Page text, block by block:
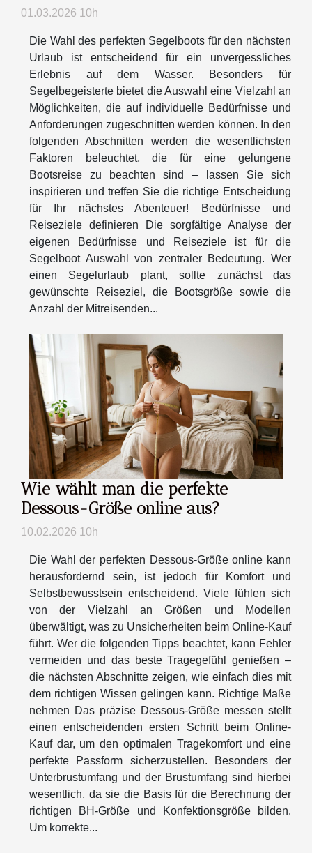
01.03.2026 10h
Die Wahl des perfekten Segelboots für den nächsten
Urlaub ist entscheidend für ein unvergessliches
Erlebnis auf dem Wasser. Besonders für
Segelbegeisterte bietet die Auswahl eine Vielzahl an
Möglichkeiten, die auf individuelle Bedürfnisse und
Anforderungen zugeschnitten werden können. In den
folgenden Abschnitten werden die wesentlichsten
Faktoren beleuchtet, die für eine gelungene
Bootsreise zu beachten sind – lassen Sie sich
inspirieren und treffen Sie die richtige Entscheidung
für Ihr nächstes Abenteuer! Bedürfnisse und
Reiseziele definieren Die sorgfältige Analyse der
eigenen Bedürfnisse und Reiseziele ist für die
Segelboot Auswahl von zentraler Bedeutung. Wer
einen Segelurlaub plant, sollte zunächst das
gewünschte Reiseziel, die Bootsgröße sowie die
Anzahl der Mitreisenden...
Wie wählt man die perfekte
Dessous-Größe online aus?
10.02.2026 10h
Die Wahl der perfekten Dessous-Größe online kann
herausfordernd sein, ist jedoch für Komfort und
Selbstbewusstsein entscheidend. Viele fühlen sich
von der Vielzahl an Größen und Modellen
überwältigt, was zu Unsicherheiten beim Online-Kauf
führt. Wer die folgenden Tipps beachtet, kann Fehler
vermeiden und das beste Tragegefühl genießen –
die nächsten Abschnitte zeigen, wie einfach dies mit
dem richtigen Wissen gelingen kann. Richtige Maße
nehmen Das präzise Dessous-Größe messen stellt
einen entscheidenden ersten Schritt beim Online-
Kauf dar, um den optimalen Tragekomfort und eine
perfekte Passform sicherzustellen. Besonders der
Unterbrustumfang und der Brustumfang sind hierbei
wesentlich, da sie die Basis für die Berechnung der
richtigen BH-Größe und Konfektionsgröße bilden.
Um korrekte...